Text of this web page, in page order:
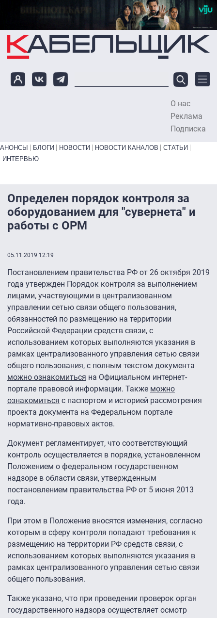
Перейти к основному содержанию
О нас
Реклама
Подписка
Primary links bottom
АНОНСЫ БЛОГИ НОВОСТИ НОВОСТИ КАНАЛОВ
СТАТЬИ
ИНТЕРВЬЮ
Определен порядок контроля за
оборудованием для "сувернета" и
работы с ОРМ
05.11.2019 12:19
Постановлением правительства РФ от 26 октября 2019
года утвержден Порядок контроля за выполнением
лицами, участвующими в централизованном
управлении сетью связи общего пользования,
обязанностей по размещению на территории
Российской Федерации средств связи, с
использованием которых выполняются указания в
рамках централизованного управления сетью связи
общего пользования, с полным текстом документа
можно ознакомиться на Официальном интернет-
портале правовой информации. Также можно
ознакомиться с паспортом и историей рассмотрения
проекта документа на Федеральном портале
нормативно-правовых актов.
Документ регламентирует, что соответствующий
контроль осуществляется в порядке, установленном
Положением о федеральном государственном
надзоре в области связи, утвержденным
постановлением правительства РФ от 5 июня 2013
года.
При этом в Положение вносятся изменения, согласно
которым в сферу контроля попадают требования к
размещению на территории РФ средств связи, с
использованием которых выполняются указания в
рамках централизованного управления сетью связи
общего пользования.
Также указано, что при проведении проверок орган
государственного надзора осуществляет осмотр